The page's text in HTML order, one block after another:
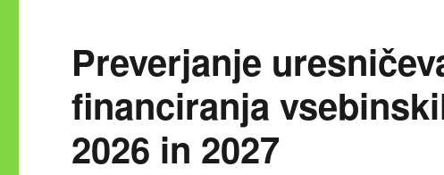
Preverjanje
financiranja
2026 in 2027